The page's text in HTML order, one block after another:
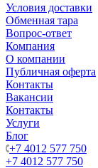
Условия доставки
Обменная тара
Вопрос-ответ
Компания
О компании
Публичная оферта
Контакты
Вакансии
Контакты
Услуги
Блог
+7 4012 577 750
+7 4012 577 750